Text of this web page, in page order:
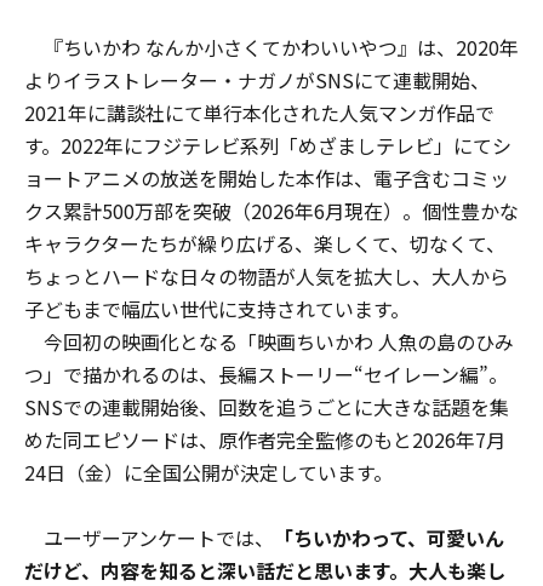
『ちいかわ なんか小さくてかわいいやつ』は、2020年
よりイラストレーター・ナガノがSNSにて連載開始、
2021年に講談社にて単行本化された人気マンガ作品で
す。2022年にフジテレビ系列「めざましテレビ」にてシ
ョートアニメの放送を開始した本作は、電子含むコミッ
クス累計500万部を突破（2026年6月現在）。個性豊かな
キャラクターたちが繰り広げる、楽しくて、切なくて、
ちょっとハードな日々の物語が人気を拡大し、大人から
子どもまで幅広い世代に支持されています。
今回初の映画化となる「映画ちいかわ 人魚の島のひみ
つ」で描かれるのは、長編ストーリー“セイレーン編”。
SNSでの連載開始後、回数を追うごとに大きな話題を集
めた同エピソードは、原作者完全監修のもと2026年7月
24日（金）に全国公開が決定しています。
ユーザーアンケートでは、
「ちいかわって、可愛いん
だけど、内容を知ると深い話だと思います。大人も楽し